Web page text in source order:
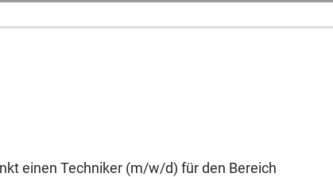
einen Techniker (m/w/d) für den Bereich